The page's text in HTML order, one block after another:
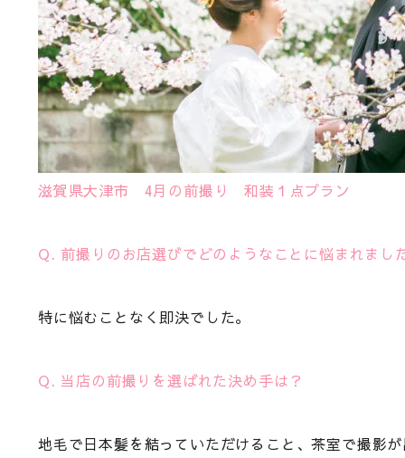
滋賀県大津市 4月の前撮り 和装１点プラン
Q. 前撮りのお店選びでどのようなことに悩まれまし
特に悩むことなく即決でした。
Q. 当店の前撮りを選ばれた決め手は？
地毛で日本髪を結っていただけること、茶室で撮影